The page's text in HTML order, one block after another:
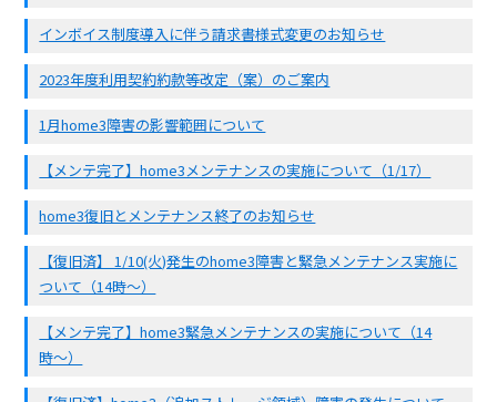
インボイス制度導入に伴う請求書様式変更のお知らせ
2023年度利用契約約款等改定（案）のご案内
1月home3障害の影響範囲について
【メンテ完了】home3メンテナンスの実施について（1/17）
home3復旧とメンテナンス終了のお知らせ
【復旧済】 1/10(火)発生のhome3障害と緊急メンテナンス実施に
ついて（14時〜）
【メンテ完了】home3緊急メンテナンスの実施について（14
時〜）